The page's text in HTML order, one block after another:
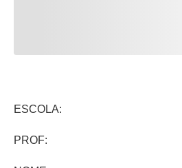
ESCOLA:
PROF: